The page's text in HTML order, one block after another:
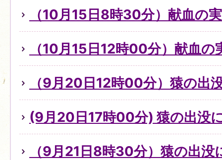
（10月15日8時30分）献血の
（10月15日12時00分）献血の
（9月20日12時00分）猿の出
(9月20日17時00分) 猿の出没
（9月21日8時30分）猿の出没